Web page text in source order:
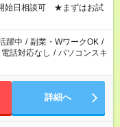
開始日相談可 ★まずはお試
躍中 / 副業・WワークOK /
電話対応なし / パソコンスキ
詳細へ